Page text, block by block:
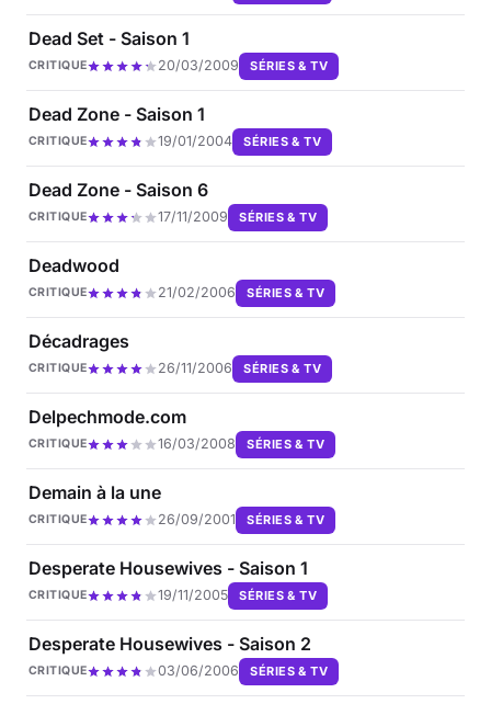
Dead Set - Saison 1
CRITIQUE 20/03/2009 SÉRIES & TV
Dead Zone - Saison 1
CRITIQUE 19/01/2004 SÉRIES & TV
Dead Zone - Saison 6
CRITIQUE 17/11/2009 SÉRIES & TV
Deadwood
CRITIQUE 21/02/2006 SÉRIES & TV
Décadrages
CRITIQUE 26/11/2006 SÉRIES & TV
Delpechmode.com
CRITIQUE 16/03/2008 SÉRIES & TV
Demain à la une
CRITIQUE 26/09/2001 SÉRIES & TV
Desperate Housewives - Saison 1
CRITIQUE 19/11/2005 SÉRIES & TV
Desperate Housewives - Saison 2
CRITIQUE 03/06/2006 SÉRIES & TV